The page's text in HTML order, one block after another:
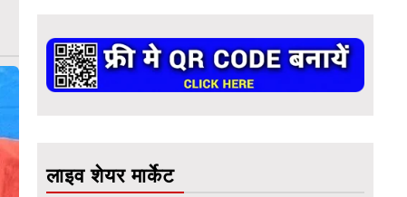
लाइव शेयर मार्केट